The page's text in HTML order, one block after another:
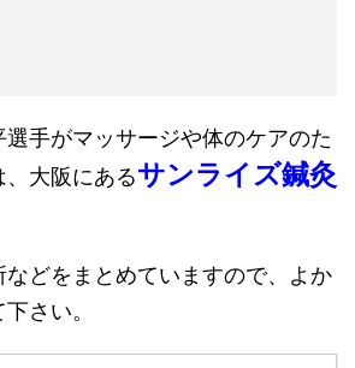
手がマッサージや体のケアのた
大阪にあるサンライズ鍼灸
などをまとめていますので、よか
さい。